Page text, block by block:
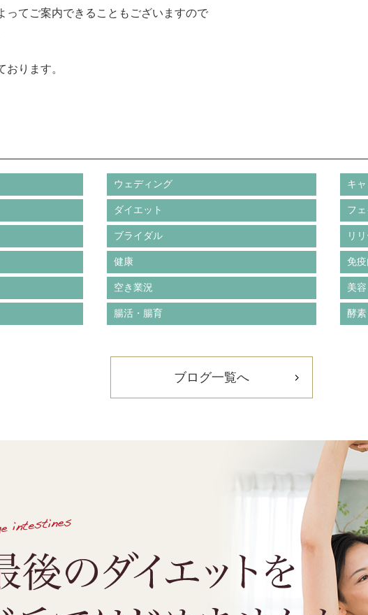
ってご案内できることもございますので
ります。
ウェディング キ
ダイエット フ
ブライダル リ
健康 免
空き業況 美容
腸活・腸育 酵素
ブログ一覧へ